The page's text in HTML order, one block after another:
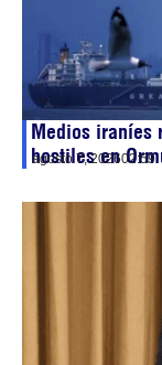
Medios iraníes
hostiles en
agosto 7, 202602:59